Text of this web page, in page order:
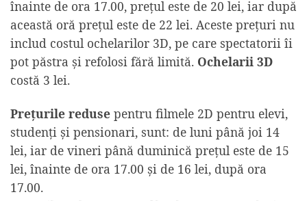
înainte de ora 17.00, prețul este de 20 lei, iar după
această oră prețul este de 22 lei. Aceste prețuri nu
includ costul ochelarilor 3D, pe care spectatorii îi
pot păstra și refolosi fără limită. Ochelarii 3D
costă 3 lei.
Prețurile reduse pentru filmele 2D pentru elevi,
studenți și pensionari, sunt: de luni până joi 14
lei, iar de vineri până duminică prețul este de 15
lei, înainte de ora 17.00 și de 16 lei, după ora
17.00.